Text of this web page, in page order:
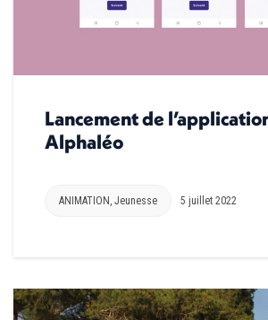
Lancement de
Alphaléo
ANIMATION, Jeunesse 5 juillet 2022